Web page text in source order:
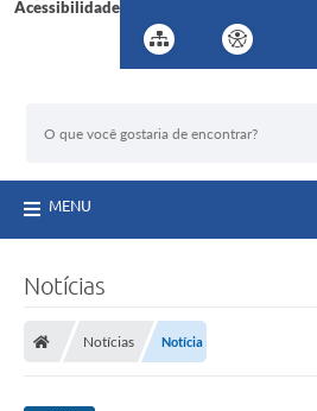
Acessibilidade
MENU
Notícias
Notícias Notícia